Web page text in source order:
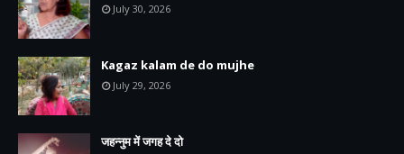
July 30, 2026
Kagaz kalam de do mujhe
July 29, 2026
जहन्नुम में जगह दे दो